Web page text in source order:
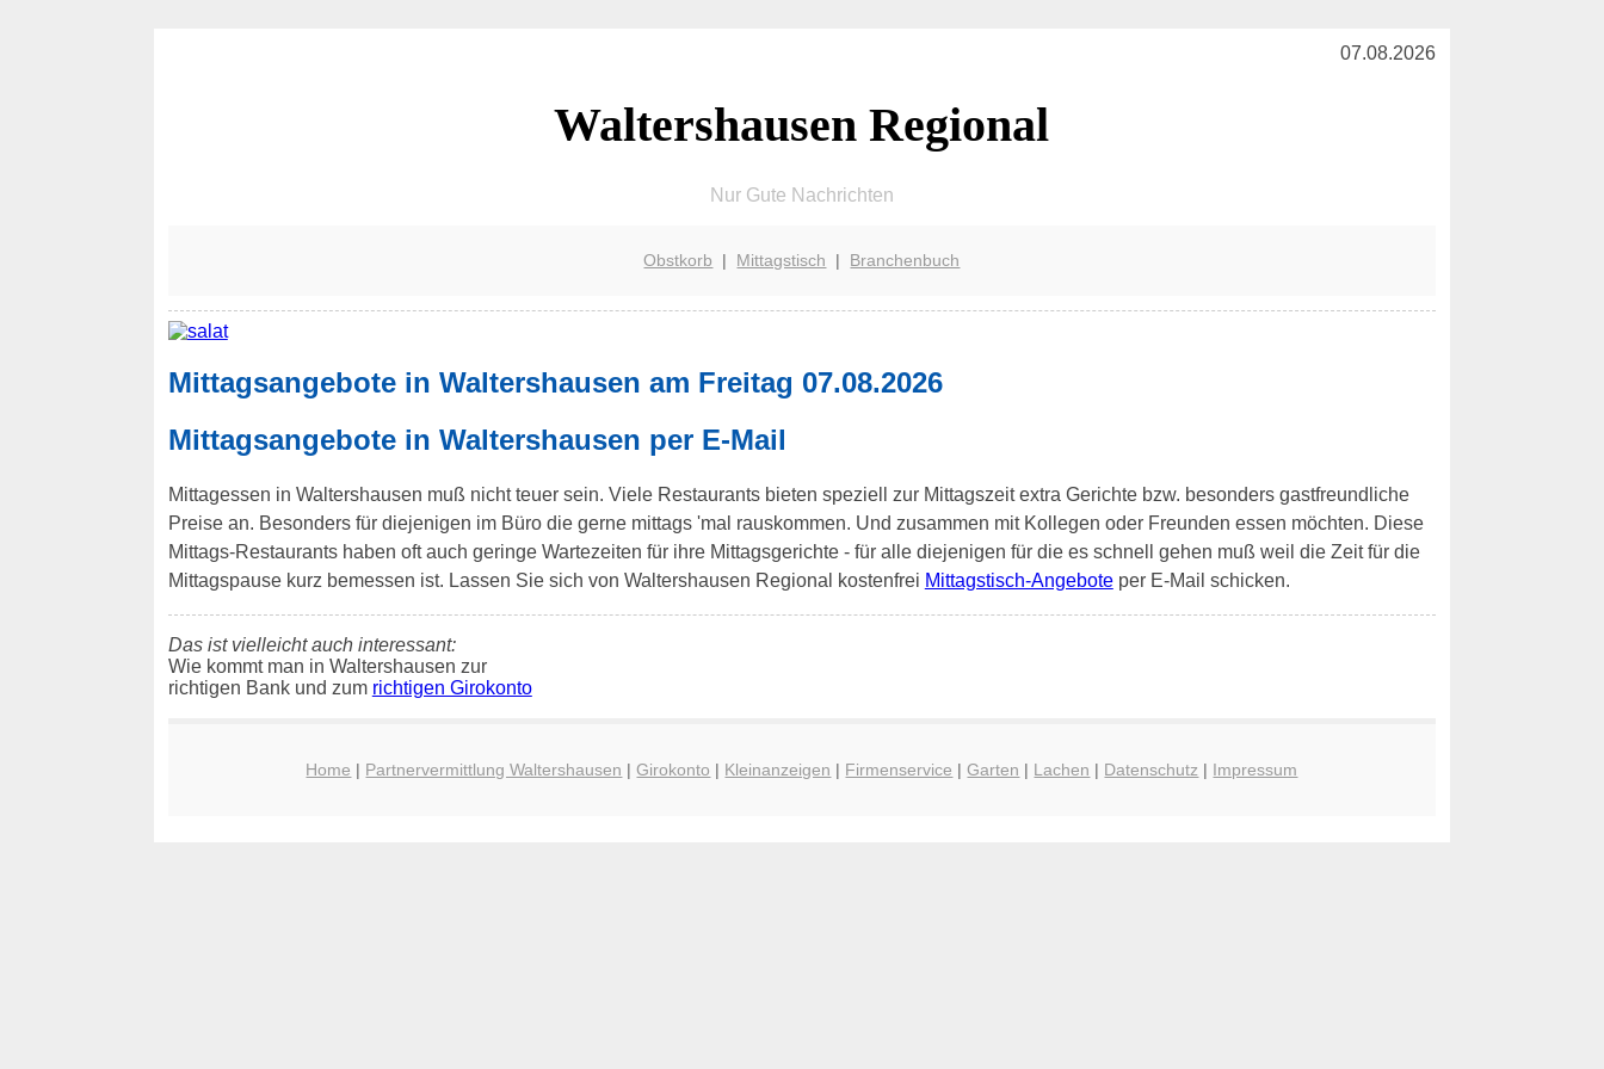
07.08.2026
Waltershausen Regional
Nur Gute Nachrichten
Obstkorb | Mittagstisch | Branchenbuch
Mittagsangebote in Waltershausen am Freitag 07.08.2026
Mittagsangebote in Waltershausen per E-Mail
Mittagessen in Waltershausen muß nicht teuer sein. Viele Restaurants bieten speziell zur Mittagszeit extra Gerichte bzw. besonders gastfreundliche
Preise an. Besonders für diejenigen im Büro die gerne mittags 'mal rauskommen. Und zusammen mit Kollegen oder Freunden essen möchten. Diese
Mittags-Restaurants haben oft auch geringe Wartezeiten für ihre Mittagsgerichte - für alle diejenigen für die es schnell gehen muß weil die Zeit für die
Mittagspause kurz bemessen ist. Lassen Sie sich von Waltershausen Regional kostenfrei Mittagstisch-Angeboteper E-Mail schicken.
Das ist vielleicht auch interessant:
Wie kommt man in Waltershausen zur
richtigen Bank und zum richtigen Girokonto
Home | Partnervermittlung Waltershausen |Girokonto | Kleinanzeigen | Firmenservice |Garten | Lachen | Datenschutz | Impressum